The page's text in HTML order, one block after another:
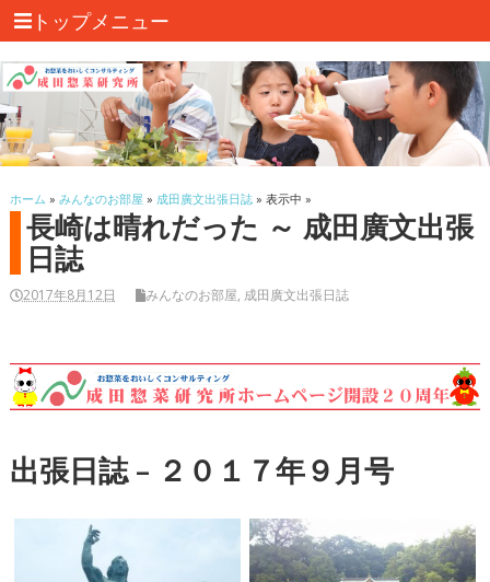
トップメニュー
ホーム » みんなのお部屋 » 成田廣文出張日誌» 表示中 »
長崎は晴れだった ～ 成田廣文出張
日誌
2017年8月12日 みんなのお部屋, 成田廣文出張日誌
出張日誌 – ２０１７年９月号